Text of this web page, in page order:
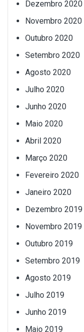
Dezembro 2020
Novembro 2020
Outubro 2020
Setembro 2020
Agosto 2020
Julho 2020
Junho 2020
Maio 2020
Abril 2020
Março 2020
Fevereiro 2020
Janeiro 2020
Dezembro 2019
Novembro 2019
Outubro 2019
Setembro 2019
Agosto 2019
Julho 2019
Junho 2019
Maio 2019